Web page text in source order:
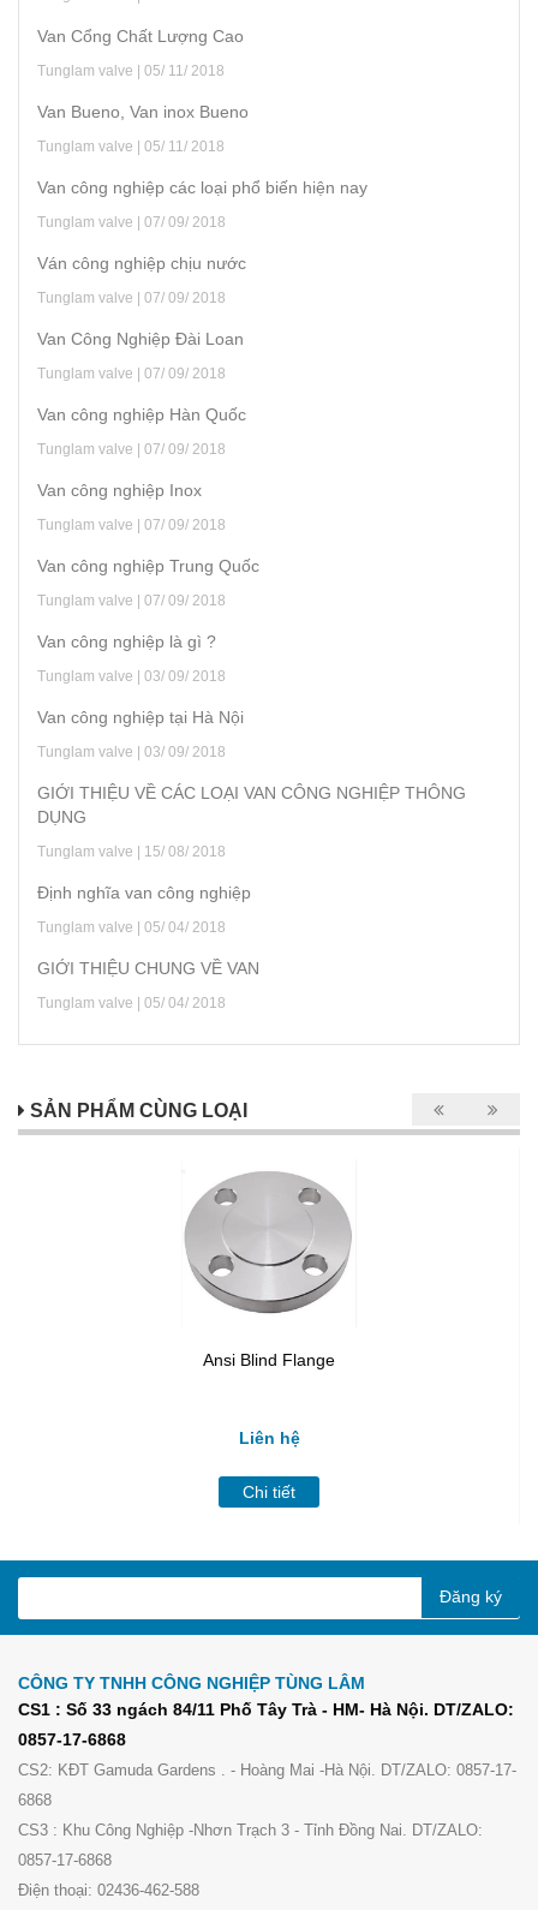
Van Cổng Chất Lượng Cao
Tunglam valve | 05/ 11/ 2018
Van Bueno, Van inox Bueno
Tunglam valve | 05/ 11/ 2018
Van công nghiệp các loại phổ biến hiện nay
Tunglam valve | 07/ 09/ 2018
Ván công nghiệp chịu nước
Tunglam valve | 07/ 09/ 2018
Van Công Nghiệp Đài Loan
Tunglam valve | 07/ 09/ 2018
Van công nghiệp Hàn Quốc
Tunglam valve | 07/ 09/ 2018
Van công nghiệp Inox
Tunglam valve | 07/ 09/ 2018
Van công nghiệp Trung Quốc
Tunglam valve | 07/ 09/ 2018
Van công nghiệp là gì ?
Tunglam valve | 03/ 09/ 2018
Van công nghiệp tại Hà Nội
Tunglam valve | 03/ 09/ 2018
GIỚI THIỆU VỀ CÁC LOẠI VAN CÔNG NGHIỆP THÔNG
DỤNG
Tunglam valve | 15/ 08/ 2018
Định nghĩa van công nghiệp
Tunglam valve | 05/ 04/ 2018
GIỚI THIỆU CHUNG VỀ VAN
Tunglam valve | 05/ 04/ 2018
SẢN PHẨM CÙNG LOẠI
Ansi Blind Flange
Liên hệ
Chi tiết
Đăng ký
CÔNG TY TNHH CÔNG NGHIỆP TÙNG LÂM
CS1 : Số 33 ngách 84/11 Phố Tây Trà - HM- Hà Nội. DT/ZALO:
0857-17-6868
CS2: KĐT Gamuda Gardens . - Hoàng Mai -Hà Nội. DT/ZALO: 0857-17-
6868
CS3 : Khu Công Nghiệp -Nhơn Trạch 3 - Tỉnh Đồng Nai. DT/ZALO:
0857-17-6868
Điện thoại: 02436-462-588